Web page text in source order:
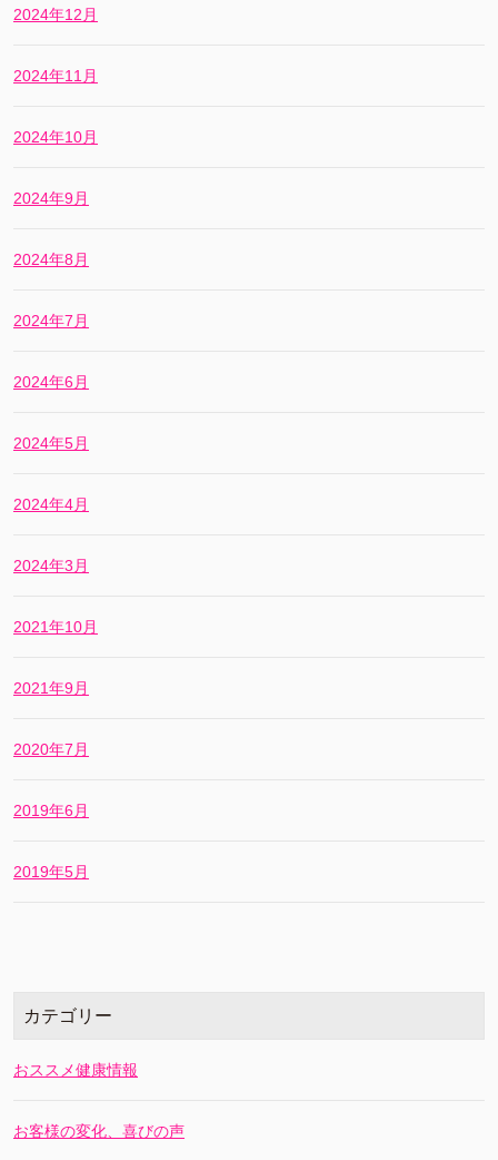
2024年12月
2024年11月
2024年10月
2024年9月
2024年8月
2024年7月
2024年6月
2024年5月
2024年4月
2024年3月
2021年10月
2021年9月
2020年7月
2019年6月
2019年5月
カテゴリー
おススメ健康情報
お客様の変化、喜びの声